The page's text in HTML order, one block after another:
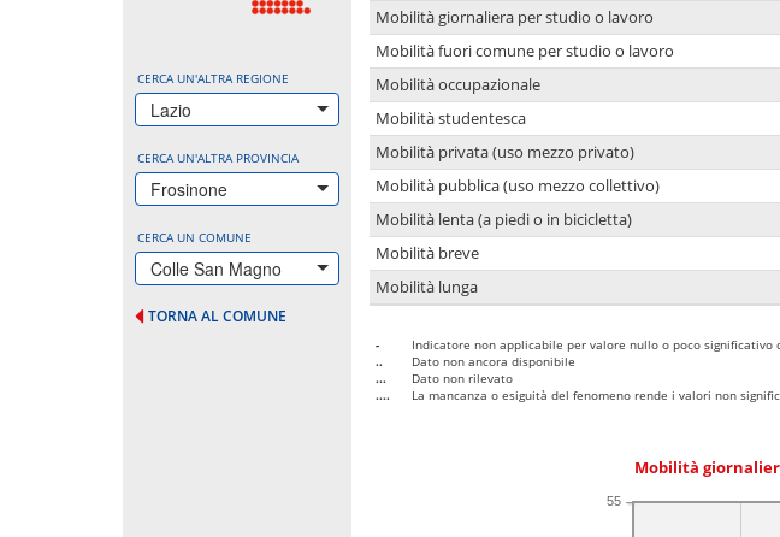
CERCA UN'ALTRA REGIONE
Lazio
CERCA UN'ALTRA PROVINCIA
Frosinone
CERCA UN COMUNE
Colle San Magno
TORNA AL COMUNE
Mobilità giornaliera per studio o lavoro
Mobilità fuori comune per studio o lavoro
Mobilità occupazionale
Mobilità studentesca
Mobilità privata (uso mezzo privato)
Mobilità pubblica (uso mezzo collettivo)
Mobilità lenta (a piedi o in bicicletta)
Mobilità breve
Mobilità lunga
-
Indicatore non applicabile per valore nullo o poco significativo
..
Dato non ancora disponibile
...
Dato non rilevato
....
La mancanza o esiguità del fenomeno rende i valori non
Mobilità
55